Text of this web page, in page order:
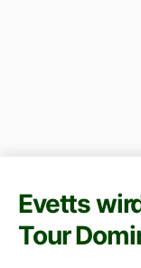
Evetts
Tour